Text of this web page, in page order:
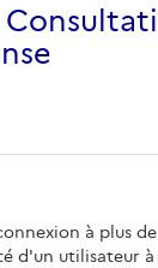
à plus
utilisateur